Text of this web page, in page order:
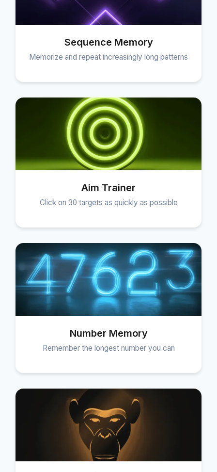
Sequence Memory
Memorize and repeat increasingly long patterns
Aim Trainer
Click on 30 targets as quickly as possible
Number Memory
Remember the longest number you can